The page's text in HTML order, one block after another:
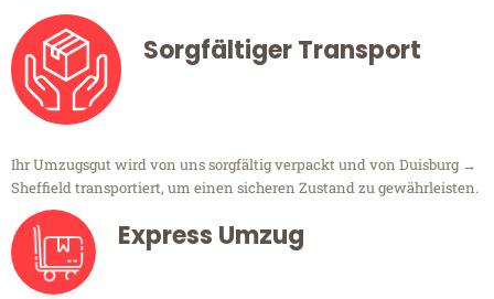
Sorgfältiger Transport
Ihr Umzugsgut wird von uns sorgfältig verpackt und von Duisburg →
Sheffield transportiert, um einen sicheren Zustand zu gewährleisten.
Express Umzug